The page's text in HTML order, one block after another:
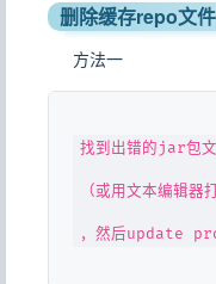
删除缓存repo文件
方法一
找到出错的jar包
（或用文本编辑